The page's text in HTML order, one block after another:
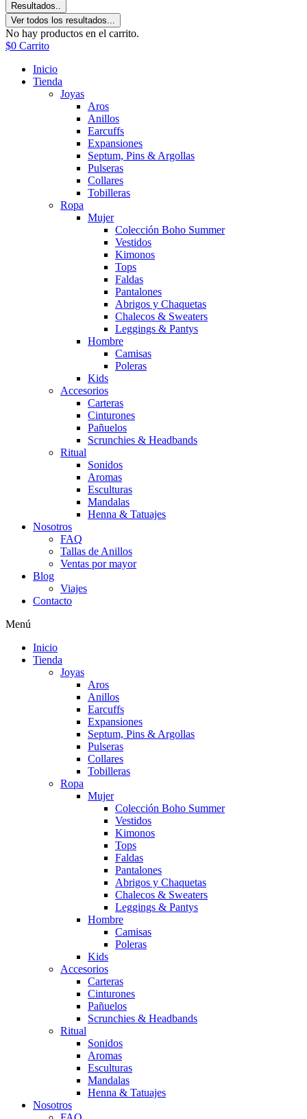
Resultados..
Ver todos los resultados...
No hay productos en el carrito.
$0 Carrito
Inicio
Tienda
Joyas
Aros
Anillos
Earcuffs
Expansiones
Septum, Pins & Argollas
Pulseras
Collares
Tobilleras
Ropa
Mujer
Colección Boho Summer
Vestidos
Kimonos
Tops
Faldas
Pantalones
Abrigos y Chaquetas
Chalecos & Sweaters
Leggings & Pantys
Hombre
Camisas
Poleras
Kids
Accesorios
Carteras
Cinturones
Pañuelos
Scrunchies & Headbands
Ritual
Sonidos
Aromas
Esculturas
Mandalas
Henna & Tatuajes
Nosotros
FAQ
Tallas de Anillos
Ventas por mayor
Blog
Viajes
Contacto
Menú
Inicio
Tienda
Joyas
Aros
Anillos
Earcuffs
Expansiones
Septum, Pins & Argollas
Pulseras
Collares
Tobilleras
Ropa
Mujer
Colección Boho Summer
Vestidos
Kimonos
Tops
Faldas
Pantalones
Abrigos y Chaquetas
Chalecos & Sweaters
Leggings & Pantys
Hombre
Camisas
Poleras
Kids
Accesorios
Carteras
Cinturones
Pañuelos
Scrunchies & Headbands
Ritual
Sonidos
Aromas
Esculturas
Mandalas
Henna & Tatuajes
Nosotros